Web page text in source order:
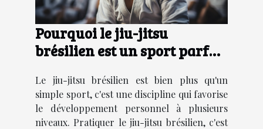
Pourquoi le jiu-jitsu
brésilien est un sport parfait
personnel
Le jiu-jitsu brésilien est bien plus qu'un
simple sport, c'est une discipline qui favorise
le développement personnel à plusieurs
niveaux. Pratiquer le jiu-jitsu brésilien, c'est